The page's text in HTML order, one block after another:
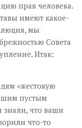
прав человека.
имеют какое-
мы
Совета
Итак:
«жестокую
пустым
знали, что ваши
что-то